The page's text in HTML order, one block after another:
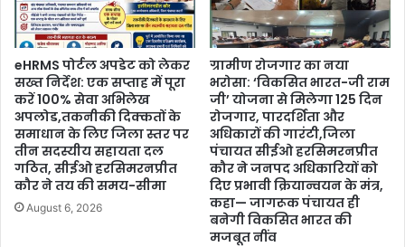
eHRMS पोर्टल अपडेट को लेकर
सख्त निर्देश: एक सप्ताह में पूरा
करें 100% सेवा अभिलेख
अपलोड,तकनीकी दिक्कतों के
समाधान के लिए जिला स्तर पर
तीन सदस्यीय सहायता दल
गठित, सीईओ हरसिमरनप्रीत
कौर ने तय की समय-सीमा
August 6, 2026
ग्रामीण रोजगार का नया
भरोसा: ‘विकसित भारत-जी राम
जी’ योजना से मिलेगा 125 दिन
रोजगार, पारदर्शिता और
अधिकारों की गारंटी,जिला
पंचायत सीईओ हरसिमरनप्रीत
कौर ने जनपद अधिकारियों को
दिए प्रभावी क्रियान्वयन के मंत्र,
कहा— जागरूक पंचायत ही
बनेगी विकसित भारत की
मजबूत नींव